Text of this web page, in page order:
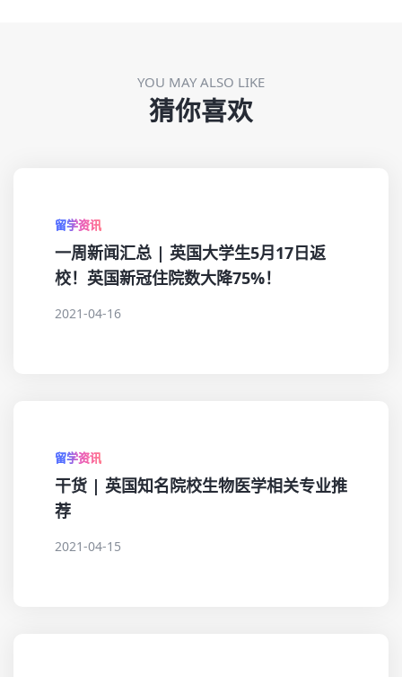
YOU MAY ALSO LIKE
猜你喜欢
留学资讯
一周新闻汇总 | 英国大学生5月17日返
校！英国新冠住院数大降75%！
2021-04-16
留学资讯
干货 | 英国知名院校生物医学相关专业推
荐
2021-04-15